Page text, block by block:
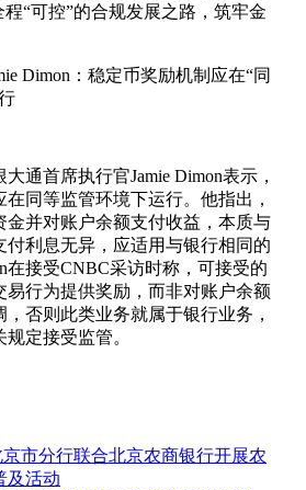
程“可控”的合规发展之路，筑牢金
Dimon：稳定币奖励机制应在“同
通首席执行官Jamie Dimon表示，
同等监管环境下运行。他指出，
金并对账户余额支付收益，本质与
付利息无异，应适用与银行相同的
在接受CNBC采访时称，可接受的
易行为提供奖励，而非对账户余额
否则此类业务就属于银行业务，
定接受监管。
市分行联合北京农商银行开展农
及活动